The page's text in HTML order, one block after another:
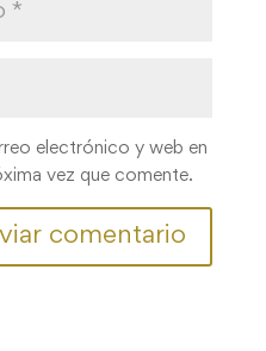
electrónico y web en
vez que comente.